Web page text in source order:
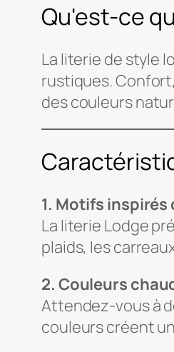
Qu'est-ce
La literie de style
rustiques.
des couleurs
1. Motifs inspirés
La literie Lodge
plaids, les
2. Couleurs
Attendez-vous à
couleurs créent